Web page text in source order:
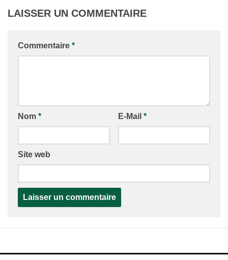
LAISSER UN COMMENTAIRE
Commentaire *
Nom * E-Mail *
Site web